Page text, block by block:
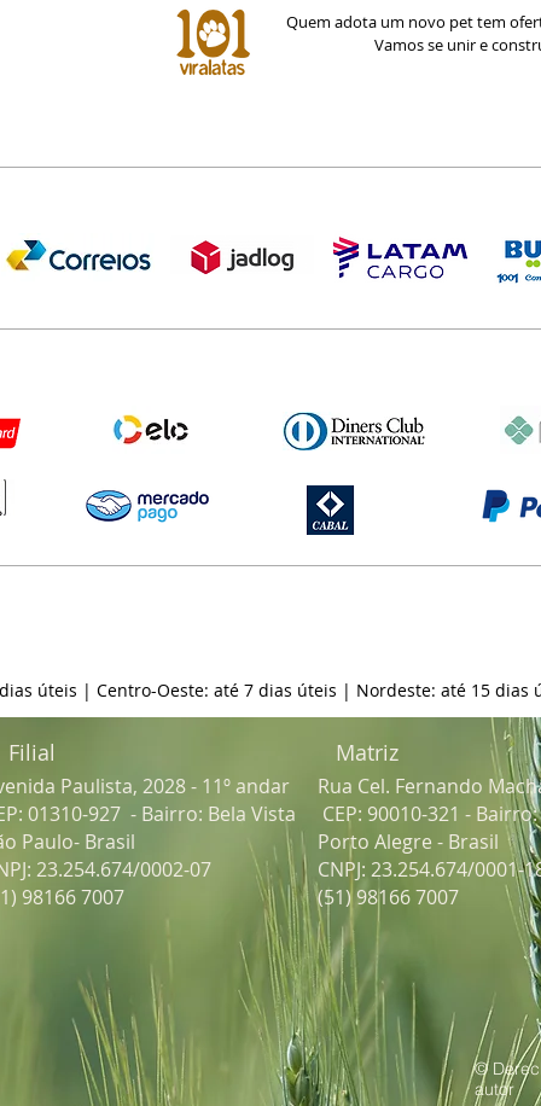
Quem adota um novo pet tem
Vamos se unir e
úteis | Centro-Oeste: até 7 dias úteis | Nordeste: até 15 dias
Filial Matriz
Paulista, 2028 - 11º andar
01310-927 - Bairro: Bela Vista
Paulo- Brasil
23.254.674/0002-07
98166 7007
Rua Cel. Fernando
CEP: 90010-321 -
Porto Alegre - Brasil
CNPJ: 23.254.674/0001-
(51) 98166 7007
©
autor